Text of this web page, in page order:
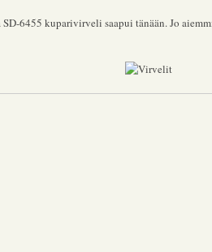
6455 kuparivirveli saapui tänään. Jo